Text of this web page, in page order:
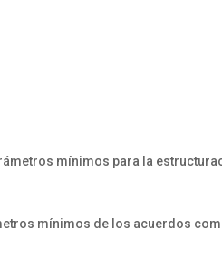
mínimos para la
mínimos de los acuerdos